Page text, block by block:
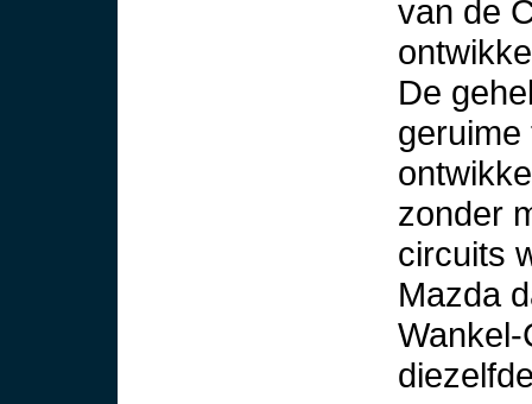
van de
De
geruime
zonder
circuits
Mazda